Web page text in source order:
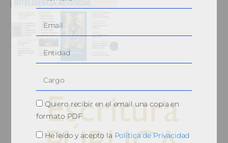
Quiero recibir en el email una copia en
formato PDF
He leído y acepto la Política de Privacidad